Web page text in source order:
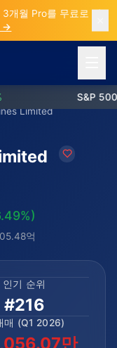
개월 Pro를 무료로 받
→
S&P 500:
Limited
억
인기 순위
#216
매 (Q1 2026)
만